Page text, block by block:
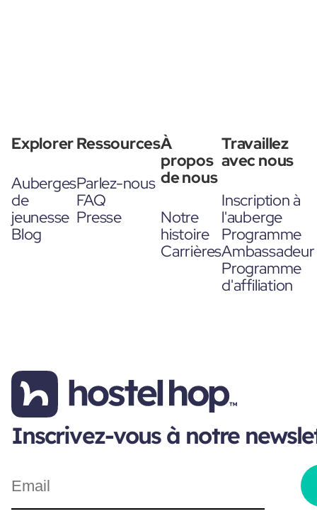
Explorer
Auberges
de
jeunesse
Blog
Ressources
Parlez-nous
FAQ
Presse
À
propos
de nous
Notre
histoire
Carrières
Travaillez
avec nous
Inscription à
l'auberge
Programme
Ambassadeur
Programme
d'affiliation
Inscrivez-vous à notre